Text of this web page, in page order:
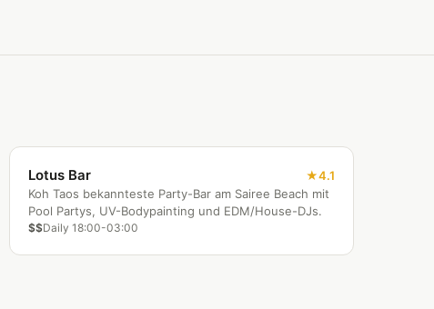
Lotus Bar
4.1
Koh Taos bekannteste Party-Bar am Sairee Beach mit
Pool Partys, UV-Bodypainting und EDM/House-DJs.
$$Daily 18:00-03:00